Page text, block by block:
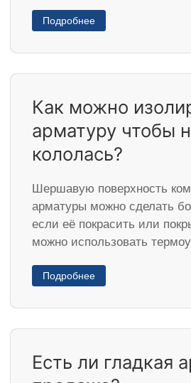
Подробнее
Как можно
арматуру чтобы
кололась?
Шершавую поверхность
арматуры можно сделать
если её покрасить или
можно использовать
Подробнее
Есть ли гладкая